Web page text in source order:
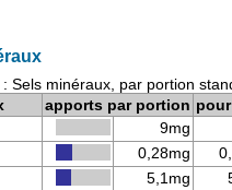
: Sels minéraux, par portion
apports par portion
9mg
0,28mg
5,1mg